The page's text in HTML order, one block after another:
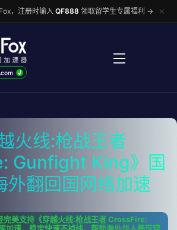
，注册时输入QF888 领取留学生专属福利 → ✕
√
火线:枪战王者
Gunfight King》国
外翻回国网络加速
美支持《穿越火线:枪战王者 CrossFire: